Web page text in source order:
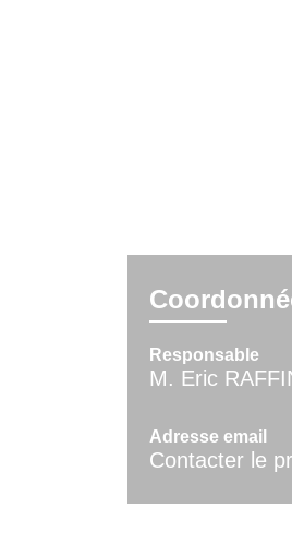
Responsable
M. Eric
Adresse email
Contacter le